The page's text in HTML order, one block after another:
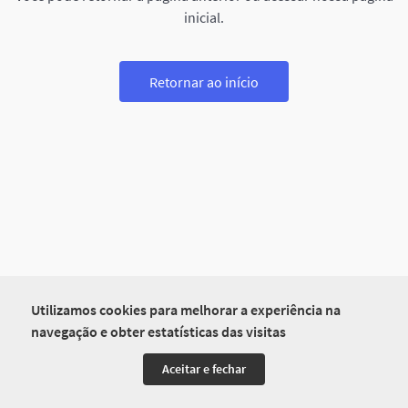
Utilizamos cookies para melhorar a experiência na
navegação e obter estatísticas das visitas
Aceitar e fechar
inicial.
Retornar ao início